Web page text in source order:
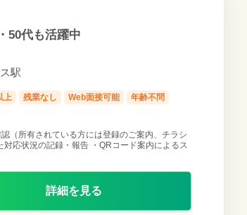
50代も活躍中
駅
上 残業なし Web面接可能
年齢不問
（所有されている方には登録のご案内、チラシ
応状況の記録・報告 ・QRコード案内によるス
詳細を見る